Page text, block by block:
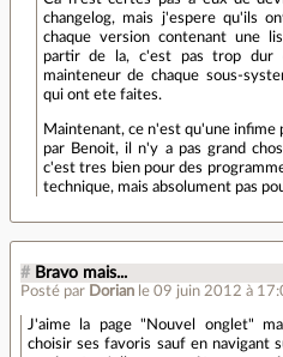
changelog, mais j'espere qu'ils
chaque version contenant une
partir de la, c'est pas trop dur
mainteneur de chaque sous-
qui ont ete faites.
Maintenant, ce n'est qu'une infime
par Benoit, il n'y a pas grand
c'est tres bien pour des
technique, mais absolument pas
# Bravo mais...
Posté par Dorian le 09 juin 2012 à
J'aime la page "Nouvel onglet"
choisir ses favoris sauf en navigant